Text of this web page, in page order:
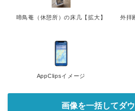
啼鳥菴（休憩所）の床几【拡大】 外拝
AppClipsイメージ
画像を一括してダ